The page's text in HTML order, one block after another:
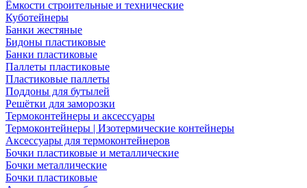
Ёмкости строительные и технические
Куботейнеры
Банки жестяные
Бидоны пластиковые
Банки пластиковые
Паллеты пластиковые
Пластиковые паллеты
Поддоны для бутылей
Решётки для заморозки
Термоконтейнеры и аксессуары
Термоконтейнеры | Изотермические контейнеры
Аксессуары для термоконтейнеров
Бочки пластиковые и металлические
Бочки металлические
Бочки пластиковые